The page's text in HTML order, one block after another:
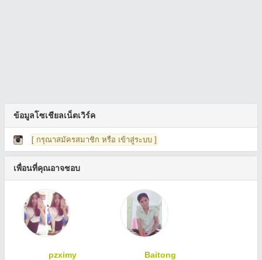
ข้อมูลโซเชียลเน็ตเวิร์ค
[ กรุณาสมัครสมาชิก หรือ เข้าสู่ระบบ ]
เพื่อนที่คุณอาจชอบ
pzximy Baitong